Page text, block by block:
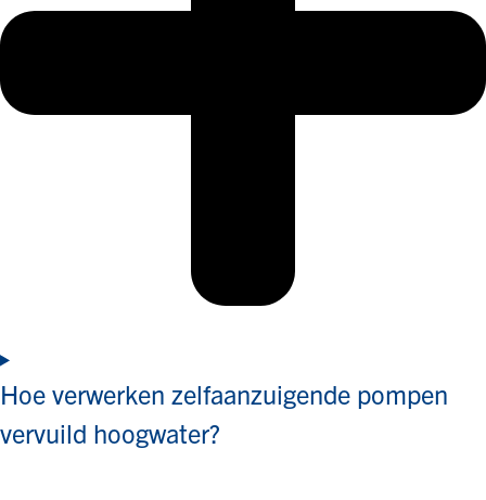
Hoe verwerken zelfaanzuigende pompen
vervuild hoogwater?